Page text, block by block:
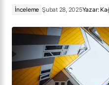
İnceleme Şubat 28, 2025Yazar: